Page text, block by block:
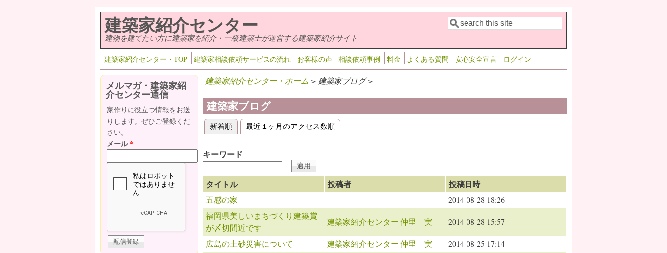
建築家紹介センター
建物を建てたい方に建築家を紹介・一級建築士が運営する建築家紹介サイト 検索フォーム
検索
建築家紹介センター・TOP 建築家相談依頼サービスの流れ お客様の声 相談依頼事例 料金 よくある質問 安心安全宣言 ログイン
建築家紹介センター・ホーム > 建築家ブログ >
建築家ブログ
プライマリータブ
新着順(アクティブなタブ)
最近１ヶ月のアクセス数順
キーワード
タイトル 投稿者 投稿日時
五感の家
2014-08-28 18:26
福岡県美しいまちづくり建築賞
が〆切間近です
建築家紹介センター 仲里 実 2014-08-28 15:57
広島の土砂災害について 建築家紹介センター 仲里 実
2014-08-25 17:14
メルマガ・建築家紹
介センター通信
家作りに役立つ情報をお送
りします。ぜひご登録くだ
さい。
メール*